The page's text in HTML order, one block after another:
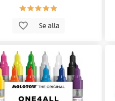
Se alla